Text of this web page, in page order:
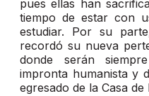
pues ellas han
tiempo de estar con
estudiar. Por su
recordó su nueva
donde serán
impronta humanista y
egresado de la Casa de